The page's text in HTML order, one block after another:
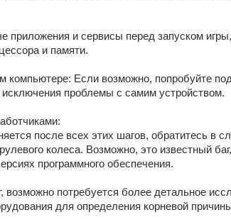
и памяти.
компьютере: Если возможно, попробуйте
проблемы с самим устройством.
колеса. Возможно, это известный
программного обеспечения.
возможно потребуется более детальное
для определения корневой